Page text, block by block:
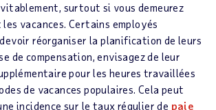
surtout si vous demeurez
vacances. Certains employés
réorganiser la planification de leurs
de compensation, envisagez de leur
pour les heures travaillées
de vacances populaires. Cela peut
incidence sur le taux régulier de paie